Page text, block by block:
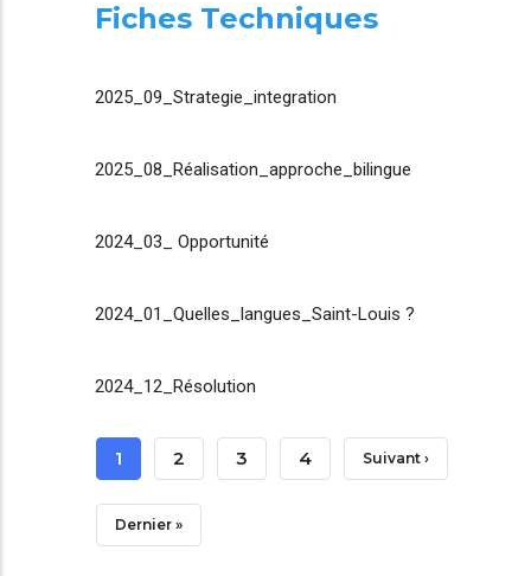
Fiches Techniques
2025_09_Strategie_integration
2025_08_Réalisation_approche_bilingue
2024_03_ Opportunité
2024_01_Quelles_langues_Saint-Louis ?
2024_12_Résolution
Pagination
Page
Courante
1 Page
2 Page
3 Page
4 Page
Suivant ›
Dernière
Dernier »